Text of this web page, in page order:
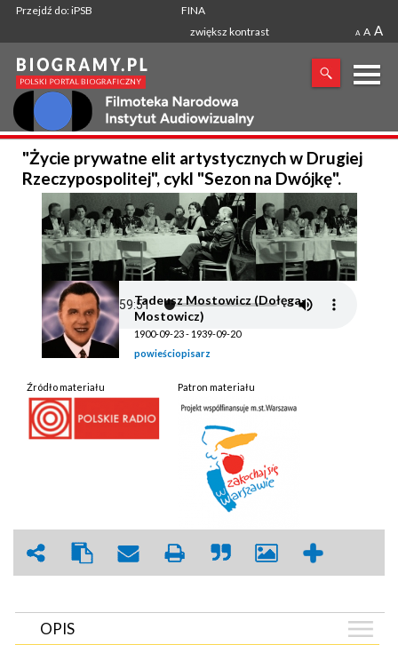
Przejdź do: iPSB
FINA
zwiększ kontrast
A A A
X
SZUKANA FRAZA
"Życie prywatne elit artystycznych w Drugiej
Rzeczypospolitej", cykl "Sezon na Dwójkę".
Tadeusz Mostowicz (Dołęga-
Mostowicz)
1900-09-23 - 1939-09-20
powieściopisarz
Źródło materiału Patron materiału
OPIS